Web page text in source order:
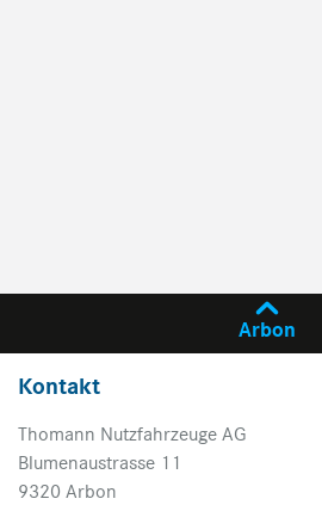
Arbon
Kontakt
Thomann Nutzfahrzeuge AG
Blumenaustrasse 11
9320 Arbon